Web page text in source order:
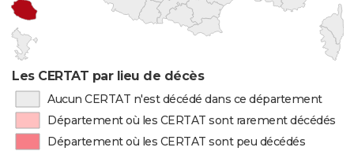
Les CERTAT par lieu de décès
Aucun CERTAT n'est décédé dans ce département
Département où les CERTAT sont rarement décédés
Département où les CERTAT sont peu décédés